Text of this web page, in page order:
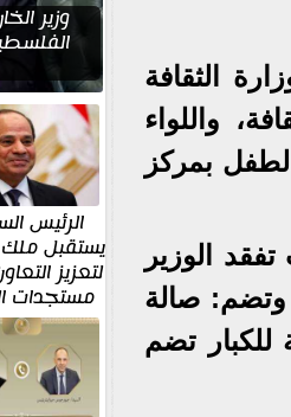
الثقافة
واللواء
بمركز
الوزير
كلية تبلغ 1000 متر مربع، وتضم: صالة
تحتوي على 1927 كتابًا، مكتبة للكبار تضم
وزير
الرئيس
يستقبل ملك
لتعزيز
مستجدات
الإقليمية